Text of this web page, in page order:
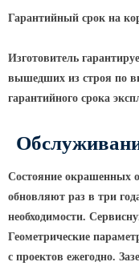
Парковые опоры
Уличные
Световые
Парковые
Парковые
Парковые
Гарантийный срок на
Изготовитель
вышедших из строя по
гарантийного срока
Состояние окрашенных
обновляют раз в три
необходимости.
Геометрические
с проектов ежегодно.